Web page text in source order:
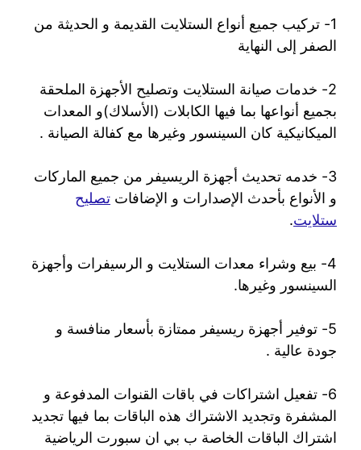
1- تركيب جميع أنواع الستلايت القديمة و الحديثة من
الصفر إلى النهاية
2- خدمات صيانة الستلايت وتصليح الأجهزة الملحقة
بجميع أنواعها بما فيها الكابلات (الأسلاك)و المعدات
الميكانيكية كان السينسور وغيرها مع كفالة الصيانة .
3- خدمه تحديث أجهزة الريسيفر من جميع الماركات
و الأنواع بأحدث الإصدارات و الإضافات تصليح
ستلايت.
4- بيع وشراء معدات الستلايت و الرسيفرات وأجهزة
السينسور وغيرها.
5- توفير أجهزة ريسيفر ممتازة بأسعار منافسة و
جودة عالية .
6- تفعيل اشتراكات في باقات القنوات المدفوعة و
المشفرة وتجديد الاشتراك هذه الباقات بما فيها تجديد
اشتراك الباقات الخاصة ب بي ان سبورت الرياضية